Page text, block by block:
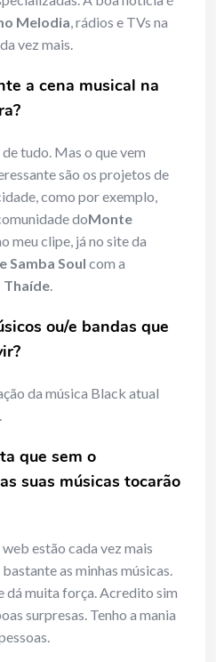
Melodia, rádios e TVs na
vez mais.
a cena musical na
tudo. Mas o que vem
são os projetos de
como por exemplo,
doMonte
meu clipe, já no site da
Samba Soul com a
Thaíde.
ou/e bandas que
da música Black atual
que sem o
suas músicas tocarão
estão cada vez mais
as minhas músicas.
dá muita força. Acredito sim
surpresas. Tenho a mania